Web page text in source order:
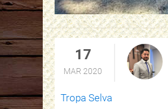
17
MAR 2020
Tropa Selva